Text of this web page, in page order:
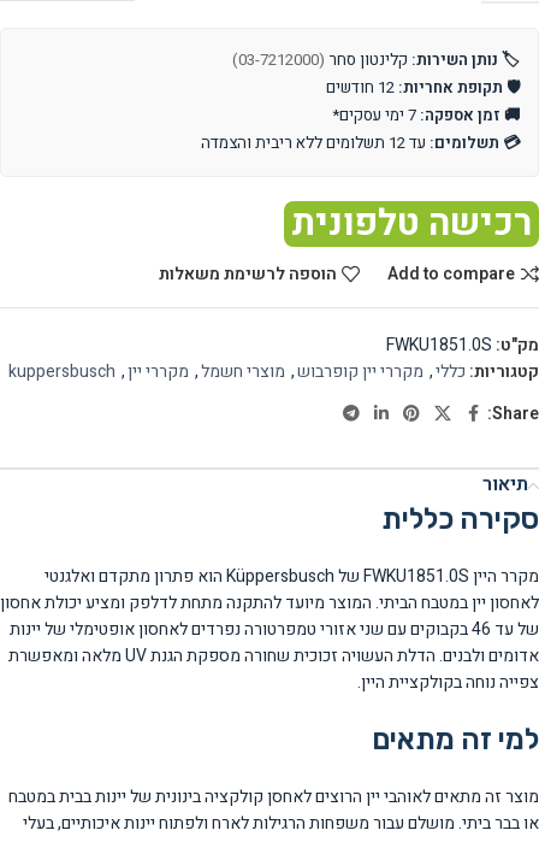
🏷️ נותן השירות: קלינטון סחר (03-7212000)
🛡️ תקופת אחריות:
🚚 זמן אספקה:
💳 תשלומים: עד 12 תשלומים ללא ריבית והצמדה
רכישה טלפונית
Add to compare הוספה לרשימת משאלות
מק"ט: FWKU1851.0S
קטגוריות: כללי, מקררי יין קופרבוש, מוצרי חשמל, מקררי יין,
kuppersbusch
Share:
תיאור
סקירה כללית
מקרר היין FWKU1851.0S של Küppersbusch הוא פתרון מתקדם ואלגנטי
לאחסון יין במטבח הביתי. המוצר מיועד להתקנה מתחת לדלפק ומציע יכולת אחסון
של עד 46 בקבוקים עם שני אזורי טמפרטורה נפרדים לאחסון אופטימלי של יינות
אדומים ולבנים. הדלת העשויה זכוכית שחורה מספקת הגנת UV מלאה ומאפשרת
צפייה נוחה בקולקציית היין.
למי זה מתאים
מוצר זה מתאים לאוהבי יין הרוצים לאחסן קולקציה בינונית של יינות בבית במטבח
או בבר ביתי. מושלם עבור משפחות הרגילות לארח ולפתוח יינות איכותיים, בעלי